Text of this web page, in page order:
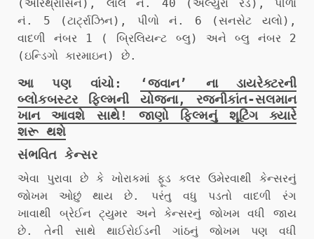
(એરિથ્રોસિન), લાલ નં. 40 (એલ્યુરા રેડ), પીળો
નં. 5 (ટાર્ટ્રાઝિન), પીળો નં. 6 (સનસેટ યલો),
વાદળી નંબર 1 ( બ્રિલિયન્ટ બ્લુ) અને બ્લુ નંબર 2
(ઇન્ડિગો કારમાઇન) છે.
આ પણ વાંચો:
‘જવાન’ ના ડાયરેક્ટરની
બ્લોકબસ્ટર ફિલ્મની યોજના, રજનીકાંત-સલમાન
ખાન આવશે સાથે! જાણો ફિલ્મનું શૂટિંગ ક્યારે
શરૂ થશે
સંભવિત કેન્સર
એવા પુરાવા છે કે ખોરાકમાં ફૂડ કલર ઉમેરવાથી કેન્સરનું
જોખમ ઓછું થાય છે. પરંતુ વધુ પડતો વાદળી રંગ
ખાવાથી બ્રેઈન ટ્યુમર અને કેન્સરનું જોખમ વધી જાય
છે. તેની સાથે થાઈરોઈડની ગાંઠનું જોખમ પણ વધી